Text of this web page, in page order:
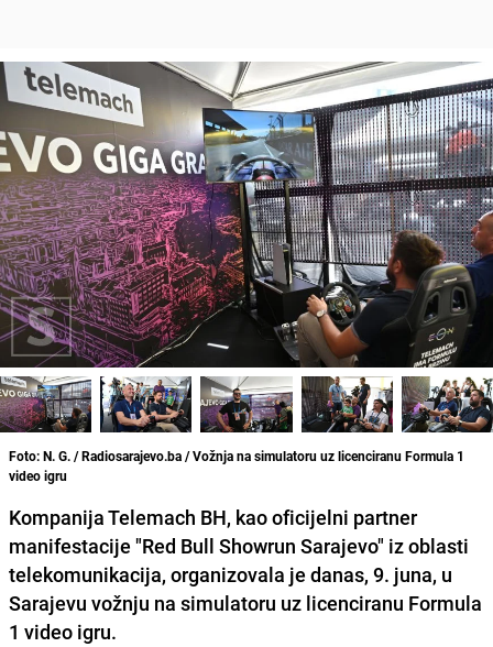
Foto: N. G. / Radiosarajevo.ba / Vožnja na simulatoru uz licenciranu Formula 1
video igru
Kompanija Telemach BH, kao oficijelni partner
manifestacije "Red Bull Showrun Sarajevo" iz oblasti
telekomunikacija, organizovala je danas, 9. juna, u
Sarajevu vožnju na simulatoru uz licenciranu Formula
1 video igru.